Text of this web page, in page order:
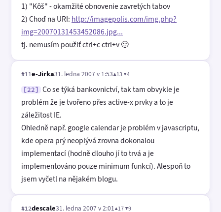
1) "Kôš" - okamžité obnovenie zavretých tabov
2) Choď na URI: http://imagepolis.com/img.php?
img=20070131453452086.jpg...
tj. nemusím použiť ctrl+c ctrl+v 🙂
#11e-Jirka31. ledna 2007 v 1:53▲13 ▼4
[22]
Co se týká bankovnictví, tak tam obvykle je
problém že je tvořeno přes active-x prvky a to je
záležitost IE.
Ohledně např. google calendar je problém v javascriptu,
kde opera prý neoplývá zrovna dokonalou
implementací (hodně dlouho jí to trvá a je
implementováno pouze minimum funkcí). Alespoň to
jsem vyčetl na nějakém blogu.
#12descale31. ledna 2007 v 2:01▲17 ▼9